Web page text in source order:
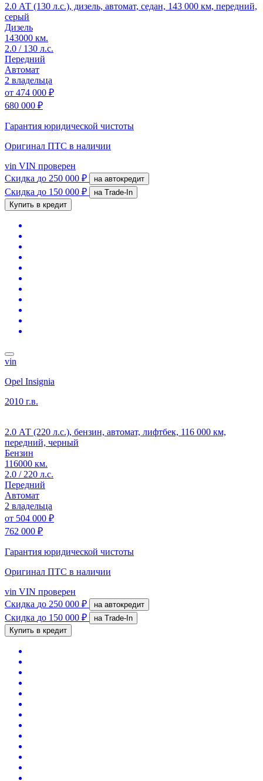
2.0 АТ (130 л.с.), дизель, автомат, седан, 143 000 км, передний,
серый
Дизель
143000 км.
2.0 / 130 л.с.
Передний
Автомат
2 владельца
от 474 000 ₽
680 000 ₽
Гарантия юридической чистоты
Оригинал ПТС в наличии
vin VIN проверен
Скидка до 250 000 ₽ на автокредит
Скидка до 150 000 ₽
на Trade-In
Купить в кредит
vin
Opel Insignia
2010 г.в.
2.0 АТ (220 л.с.), бензин, автомат, лифтбек, 116 000 км,
передний, черный
Бензин
116000 км.
2.0 / 220 л.с.
Передний
Автомат
2 владельца
от 504 000 ₽
762 000 ₽
Гарантия юридической чистоты
Оригинал ПТС в наличии
vin VIN проверен
Скидка до 250 000 ₽ на автокредит
Скидка до 150 000 ₽
на Trade-In
Купить в кредит